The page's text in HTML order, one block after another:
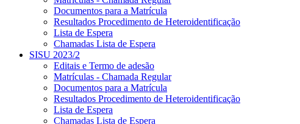
Documentos para a Matrícula
Resultados Procedimento de Heteroidentificação
Lista de Espera
Chamadas Lista de Espera
SISU 2023/2
Editais e Termo de adesão
Matrículas - Chamada Regular
Documentos para a Matrícula
Resultados Procedimento de Heteroidentificação
Lista de Espera
Chamadas Lista de Espera